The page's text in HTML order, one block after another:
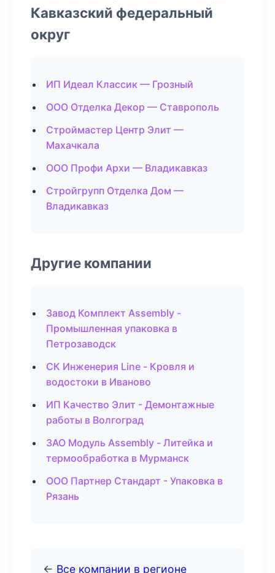
Кавказский федеральный
округ
ИП Идеал Классик — Грозный
ООО Отделка Декор — Ставрополь
Строймастер Центр Элит —
Махачкала
ООО Профи Архи — Владикавказ
Стройгрупп Отделка Дом —
Владикавказ
Другие компании
Завод Комплект Assembly -
Промышленная упаковка в
Петрозаводск
СК Инженерия Line - Кровля и
водостоки в Иваново
ИП Качество Элит - Демонтажные
работы в Волгоград
ЗАО Модуль Assembly - Литейка и
термообработка в Мурманск
ООО Партнер Стандарт - Упаковка в
Рязань
← Все компании в регионе